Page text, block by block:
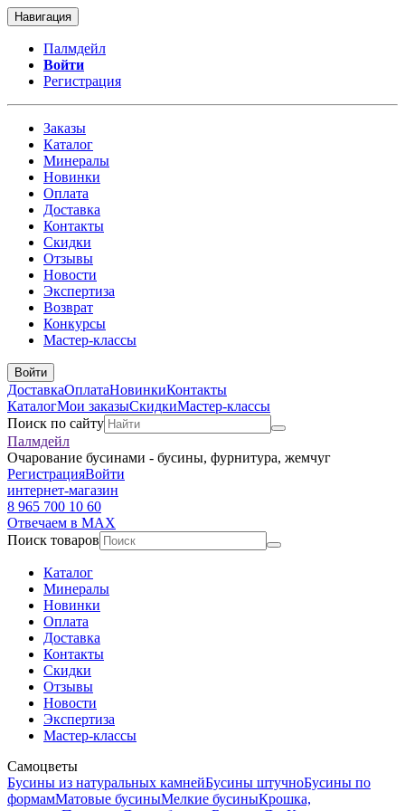
Навигация
Палмдейл
Войти
Регистрация
Заказы
Каталог
Минералы
Новинки
Оплата
Доставка
Контакты
Скидки
Отзывы
Новости
Экспертиза
Возврат
Конкурсы
Мастер-классы
Войти
ДоставкаОплатаНовинкиКонтакты
КаталогМои заказыСкидкиМастер-классы
Поиск по сайту
Палмдейл
Очарование бусинами - бусины, фурнитура, жемчуг
РегистрацияВойти
интернет-магазин
8 965 700 10 60
Отвечаем в MAX
Поиск товаров
Каталог
Минералы
Новинки
Оплата
Доставка
Контакты
Скидки
Отзывы
Новости
Экспертиза
Мастер-классы
Самоцветы
Бусины из натуральных камнейБусины штучноБусины по
формамМатовые бусиныМелкие бусиныКрошка,